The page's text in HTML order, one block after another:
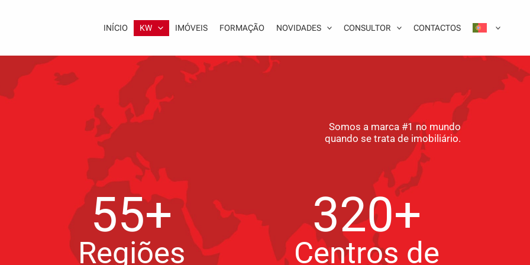
INÍCIO KW IMÓVEIS FORMAÇÃO NOVIDADES CONSULTOR CONTACTOS
Somos a marca #1 no mundo
quando se trata de imobiliário.
55+
Regiões
320+
Centros de